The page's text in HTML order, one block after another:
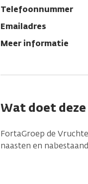
Telefoonnummer
Emailadres
Meer informatie
Wat doet
FortaGroep de
naasten en